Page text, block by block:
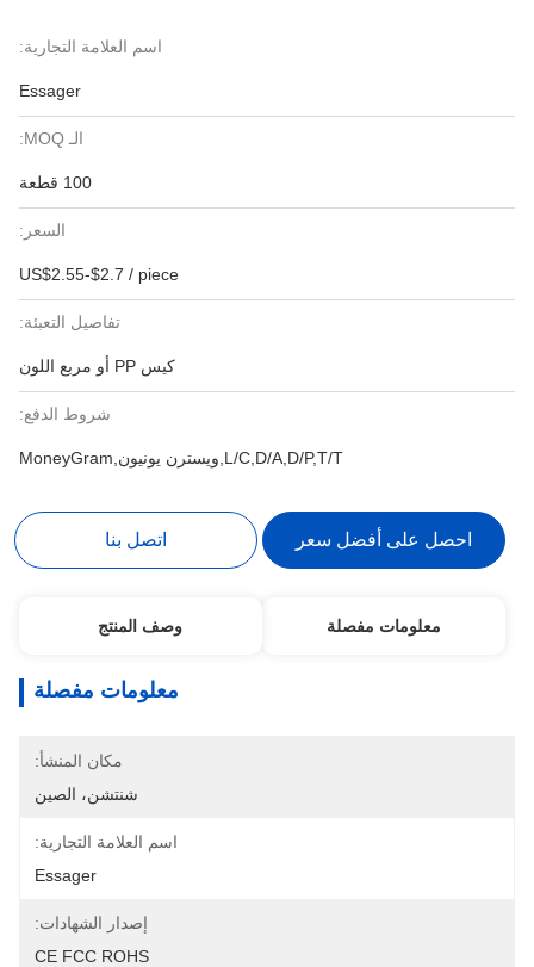
اسم العلامة التجارية:
Essager
الـ MOQ:
100 قطعة
السعر:
US$2.55-$2.7 / piece
تفاصيل التعبئة:
كيس PP أو مربع اللون
شروط الدفع:
L/C,D/A,D/P,T/T,ويسترن يونيون,MoneyGram
احصل على أفضل سعر اتصل بنا
معلومات مفصلة وصف المنتج
معلومات مفصلة
مكان المنشأ:
شنتشن، الصين
اسم العلامة التجارية:
Essager
إصدار الشهادات:
CE FCC ROHS